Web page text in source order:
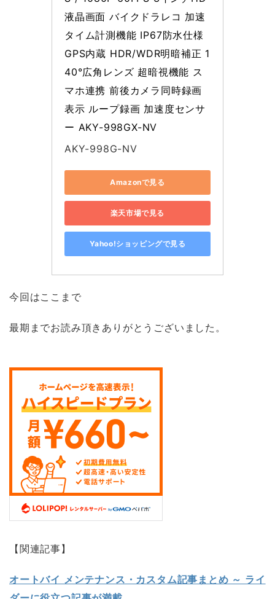
液晶画面 バイクドラレコ 加速
タイム計測機能 IP67防水仕様
GPS内蔵 HDR/WDR明暗補正 1
40°広角レンズ 超暗視機能 ス
マホ連携 前後カメラ同時録画
表示 ループ録画 加速度センサ
ー AKY-998GX-NV
AKY-998G-NV
Amazonで見る
楽天市場で見る
Yahoo!ショッピングで見る
今回はここまで
最期までお読み頂きありがとうございました。
【関連記事】
オートバイ メンテナンス・カスタム記事まとめ ～ ライ